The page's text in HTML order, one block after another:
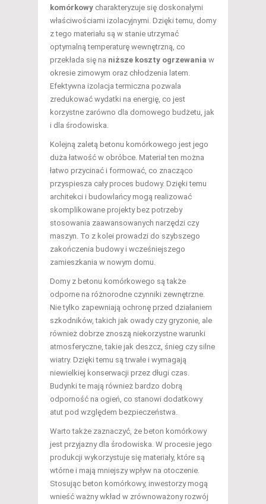
komórkowy charakteryzuje się doskonałymi
właściwościami izolacyjnymi. Dzięki temu, domy
z tego materiału są w stanie utrzymać
optymalną temperaturę wewnętrzną, co
przekłada się na niższe koszty ogrzewania w
okresie zimowym oraz chłodzenia latem.
Efektywna izolacja termiczna pozwala
zredukować wydatki na energię, co jest
korzystne zarówno dla domowego budżetu, jak
i dla środowiska.
Kolejną zaletą betonu komórkowego jest jego
duża łatwość w obróbce. Materiał ten można
łatwo przycinać i formować, co znacząco
przyspiesza cały proces budowy. Dzięki temu
architekci i budowlańcy mogą realizować
skomplikowane projekty bez potrzeby
stosowania zaawansowanych narzędzi czy
maszyn. To z kolei prowadzi do szybszego
zakończenia budowy i wcześniejszego
zamieszkania w nowym domu.
Domy z betonu komórkowego są także
odporne na różnorodne czynniki zewnętrzne.
Nie tylko zapewniają ochronę przed działaniem
szkodników, takich jak owady czy gryzonie, ale
również dobrze znoszą niekorzystne warunki
atmosferyczne, takie jak deszcz, śnieg czy silne
wiatry. Dzięki temu są trwałe i wymagają
niewielkiej konserwacji przez długi czas.
Budynki te mają również bardzo dobrą
odporność na ogień, co stanowi dodatkowy
atut pod względem bezpieczeństwa.
Warto także zaznaczyć, że beton komórkowy
jest przyjazny dla środowiska. W procesie jego
produkcji wykorzystuje się materiały, które są
wtórne i mają mniejszy wpływ na otoczenie.
Stosując beton komórkowy, inwestorzy mogą
wnieść ważny wkład w zrównoważony rozwój